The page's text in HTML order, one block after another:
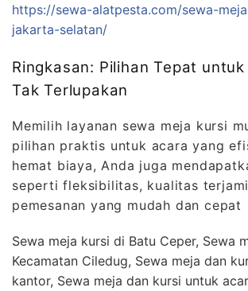
https://sewa-alatpesta.com/sewa-
jakarta-selatan/
Ringkasan: Pilihan Tepat
Tak Terlupakan
Memilih layanan sewa meja kursi
pilihan praktis untuk acara yang
hemat biaya, Anda juga
seperti fleksibilitas, kualitas
pemesanan yang mudah dan cepat
Sewa meja kursi di Batu Ceper, Sewa
Kecamatan Ciledug, Sewa meja dan
kantor, Sewa meja dan kursi untuk